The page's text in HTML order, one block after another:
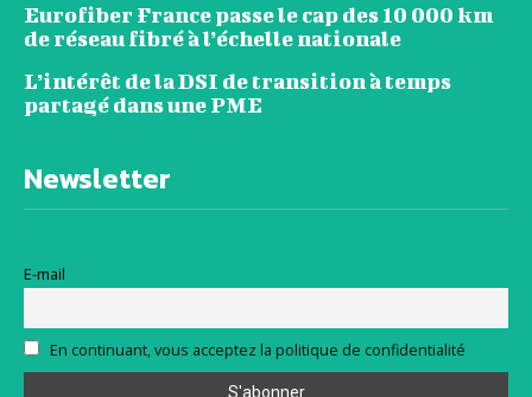
Eurofiber France passe le cap des 10 000 km
de réseau fibré à l’échelle nationale
L’intérêt de la DSI de transition à temps
partagé dans une PME
Newsletter
E-mail
En continuant, vous acceptez la politique de confidentialité